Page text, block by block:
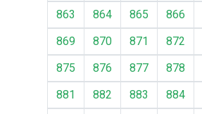
863
864 865 866
869
870 871 872
875
876 877 878
881
882 883 884